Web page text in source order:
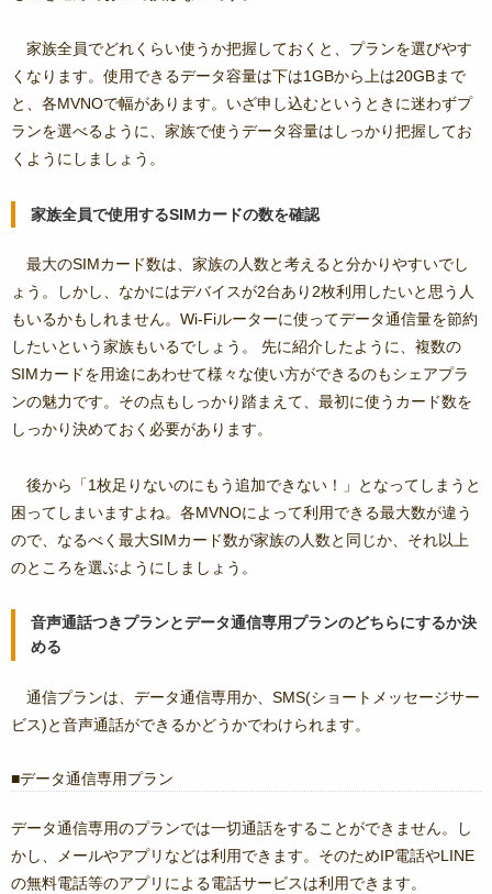
家族全員でどれくらい使うか把握しておくと、プランを選びやす
くなります。使用できるデータ容量は下は1GBから上は20GBまで
と、各MVNOで幅があります。いざ申し込むというときに迷わずプ
ランを選べるように、家族で使うデータ容量はしっかり把握してお
くようにしましょう。
家族全員で使用するSIMカードの数を確認
最大のSIMカード数は、家族の人数と考えると分かりやすいでし
ょう。しかし、なかにはデバイスが2台あり2枚利用したいと思う人
もいるかもしれません。Wi-Fiルーターに使ってデータ通信量を節約
したいという家族もいるでしょう。 先に紹介したように、複数の
SIMカードを用途にあわせて様々な使い方ができるのもシェアプラ
ンの魅力です。その点もしっかり踏まえて、最初に使うカード数を
しっかり決めておく必要があります。
後から「1枚足りないのにもう追加できない！」となってしまうと
困ってしまいますよね。各MVNOによって利用できる最大数が違う
ので、なるべく最大SIMカード数が家族の人数と同じか、それ以上
のところを選ぶようにしましょう。
音声通話つきプランとデータ通信専用プランのどちらにするか決
める
通信プランは、データ通信専用か、SMS(ショートメッセージサー
ビス)と音声通話ができるかどうかでわけられます。
データ通信専用プラン
データ通信専用のプランでは一切通話をすることができません。し
かし、メールやアプリなどは利用できます。そのためIP電話やLINE
の無料電話等のアプリによる電話サービスは利用できます。